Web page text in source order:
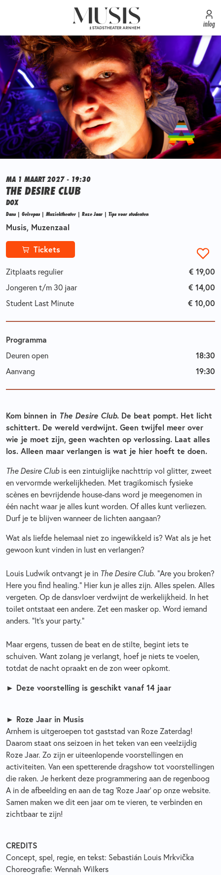
inlog
Kom binnen in The Desire Club. De beat pompt. Het licht
schittert. De wereld verdwijnt. Geen twijfel meer over
wie je moet zijn, geen wachten op verlossing. Laat alles
los. Alleen maar verlangen is wat je hier hoeft te doen.
The Desire Clubis een zintuiglijke nachttrip vol glitter, zweet
en vervormde werkelijkheden. Met tragikomisch fysieke
scènes en bevrijdende house-dans word je meegenomen in
één nacht waar je alles kunt worden. Of alles kunt verliezen.
Durf je te blijven wanneer de lichten aangaan?
Wat als liefde helemaal niet zo ingewikkeld is? Wat als je het
gewoon kunt vinden in lust en verlangen?
Louis Ludwik ontvangt je in The Desire Club. "Are you broken?
Here you find healing." Hier kun je alles zijn. Alles spelen. Alles
vergeten. Op de dansvloer verdwijnt de werkelijkheid. In het
toilet ontstaat een andere. Zet een masker op. Word iemand
anders. “It's your party.”
Maar ergens, tussen de beat en de stilte, begint iets te
schuiven. Want zolang je verlangt, hoef je niets te voelen,
totdat de nacht opraakt en de zon weer opkomt.
► Deze voorstelling is geschikt vanaf 14 jaar
► Roze Jaar in Musis
Arnhem is uitgeroepen tot gaststad van Roze Zaterdag!
Daarom staat ons seizoen in het teken van een veelzijdig
Roze Jaar. Zo zijn er uiteenlopende voorstellingen en
activiteiten. Van een spetterende dragshow tot voorstellingen
die raken. Je herkent deze programmering aan de regenboog
A in de afbeelding en aan de tag ‘Roze Jaar’ op onze website.
Samen maken we dit een jaar om te vieren, te verbinden en
zichtbaar te zijn!
CREDITS
Concept, spel, regie, en tekst: Sebastián Louis Mrkvička
Choreografie: Wennah Wilkers
MA 1 MAART 2027 - 19:30
THE DESIRE CLUB
DOX
Dans | Gelrepas | Muziektheater | Roze Jaar | Tips voor studenten
Musis, Muzenzaal
Tickets
Zitplaats regulier
€ 19,00
Jongeren t/m 30 jaar
€ 14,00
Student Last Minute
€ 10,00
Programma
Deuren open
Aanvang
18:30
19:30